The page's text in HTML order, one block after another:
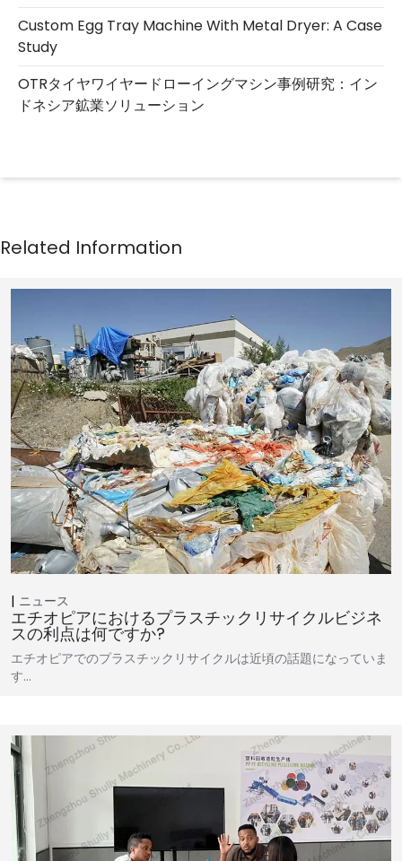
Custom Egg Tray Machine With Metal Dryer: A Case
Study
OTRタイヤワイヤードローイングマシン事例研究：イン
ドネシア鉱業ソリューション
ニュース
エチオピアにおけるプラスチックリサイクルビジネ
スの利点は何ですか?
エチオピアでのプラスチックリサイクルは近頃の話題になっていま
す…